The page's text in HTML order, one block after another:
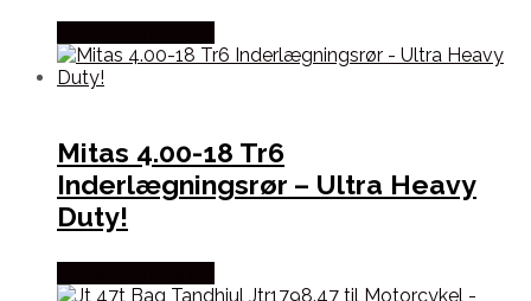
Mitas 4.00-18 Tr6
Inderlægningsrør – Ultra Heavy
Duty!